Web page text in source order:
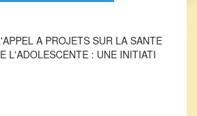
A PROJETS SUR LA SANTE
L'ADOLESCENTE : UNE INITIATI